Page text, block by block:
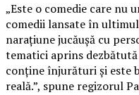
„Este o comedie care
comedii lansate în
narațiune jucăușă cu
tematici aprins
conține înjurături și este
reală.”, spune regizorul